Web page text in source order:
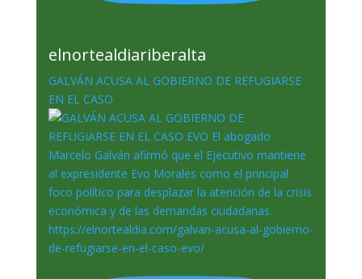
elnortealdiariberalta
GALVÁN ACUSA AL GOBIERNO DE REFUGIARSE
EN EL CASO